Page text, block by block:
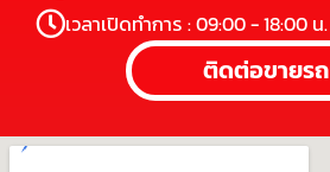
เวลาเปิดทำการ : 09:00 - 18:00 น.
ติดต่อขายรถ